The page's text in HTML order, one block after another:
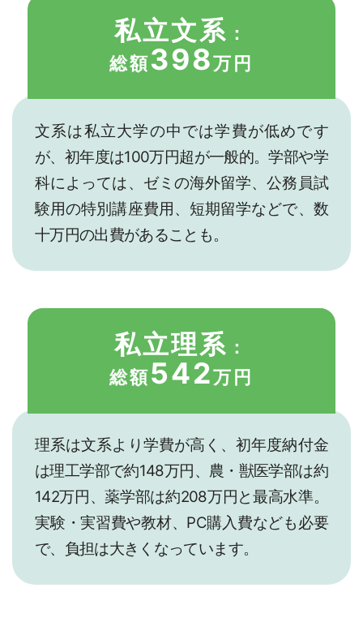
私立文系 ：
総額398万円
文系は私立大学の中では学費が低めです
が、初年度は100万円超が一般的。学部や学
科によっては、ゼミの海外留学、公務員試
験用の特別講座費用、短期留学などで、数
十万円の出費があることも。
私立理系 ：
総額542万円
理系は文系より学費が高く、初年度納付金
は理工学部で約148万円、農・獣医学部は約
142万円、薬学部は約208万円と最高水準。
実験・実習費や教材、PC購入費なども必要
で、負担は大きくなっています。